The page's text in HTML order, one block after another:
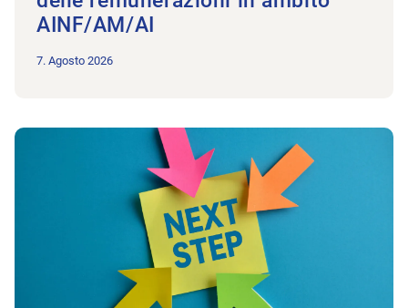
AINF/AM/AI
7. Agosto 2026
All'articolo Il GI Grandi studi entra nel vivo